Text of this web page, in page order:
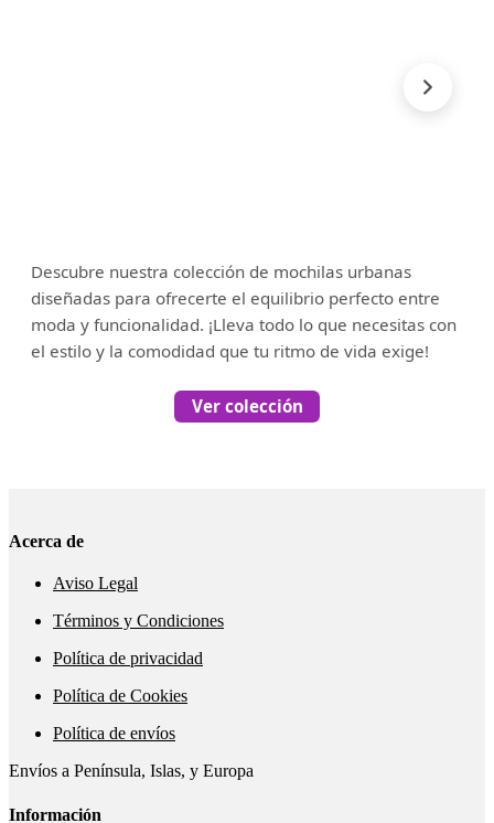
Descubre nuestra colección de mochilas urbanas
diseñadas para ofrecerte el equilibrio perfecto entre
moda y funcionalidad. ¡Lleva todo lo que necesitas con
el estilo y la comodidad que tu ritmo de vida exige!
Ver colección
Acerca de
Aviso Legal
Términos y Condiciones
Política de privacidad
Política de Cookies
Política de envíos
Envíos a Península, Islas, y Europa
Información